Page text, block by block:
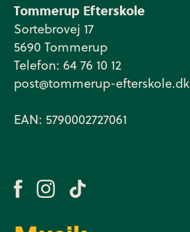
Tommerup Efterskole
Sortebrovej 17
5690 Tommerup
Telefon: 64 76 10 12
post@tommerup-efterskole.dk
EAN: 5790002727061